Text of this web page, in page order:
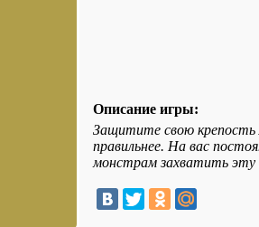
Описание игры:
Защитите свою
правильнее. На вас
монстрам захватить эту